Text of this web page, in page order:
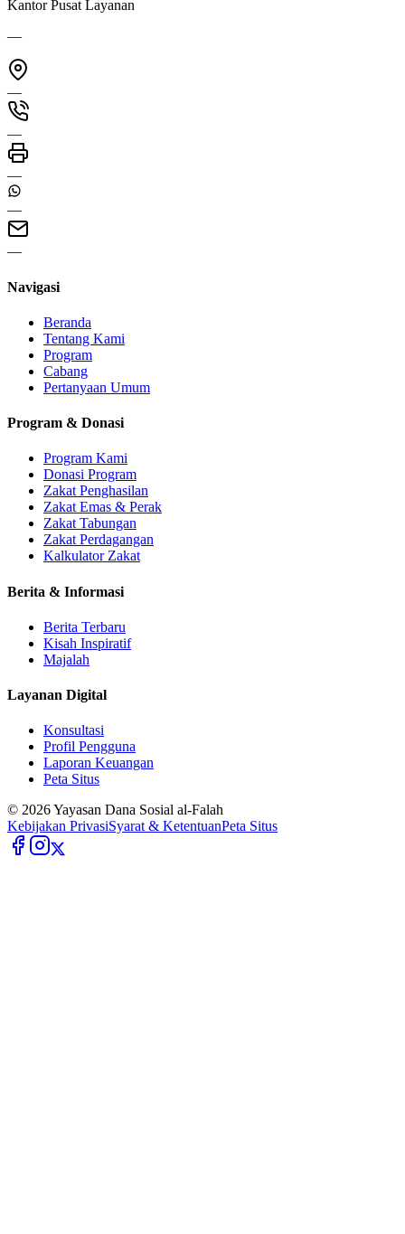
Kantor Pusat Layanan
—
—
—
—
—
—
Navigasi
Beranda
Tentang Kami
Program
Cabang
Pertanyaan Umum
Program & Donasi
Program Kami
Donasi Program
Zakat Penghasilan
Zakat Emas & Perak
Zakat Tabungan
Zakat Perdagangan
Kalkulator Zakat
Berita & Informasi
Berita Terbaru
Kisah Inspiratif
Majalah
Layanan Digital
Konsultasi
Profil Pengguna
Laporan Keuangan
Peta Situs
© 2026Yayasan Dana Sosial al-Falah
Kebijakan PrivasiSyarat & KetentuanPeta Situs